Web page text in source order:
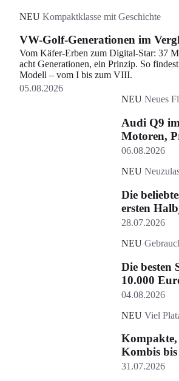
NEU Kompaktklasse mit Geschichte
VW-Golf-Generationen im
Vom Käfer-Erben zum Digital-Star: 37
acht Generationen, ein Prinzip. So
Modell – vom I bis zum VIII.
05.08.2026
NEU Neues
Audi Q9
Motoren,
06.08.2026
NEU
Die
ersten
28.07.2026
NEU
Die besten
10.000
04.08.2026
NEU Viel
Kompakte,
Kombis
31.07.2026